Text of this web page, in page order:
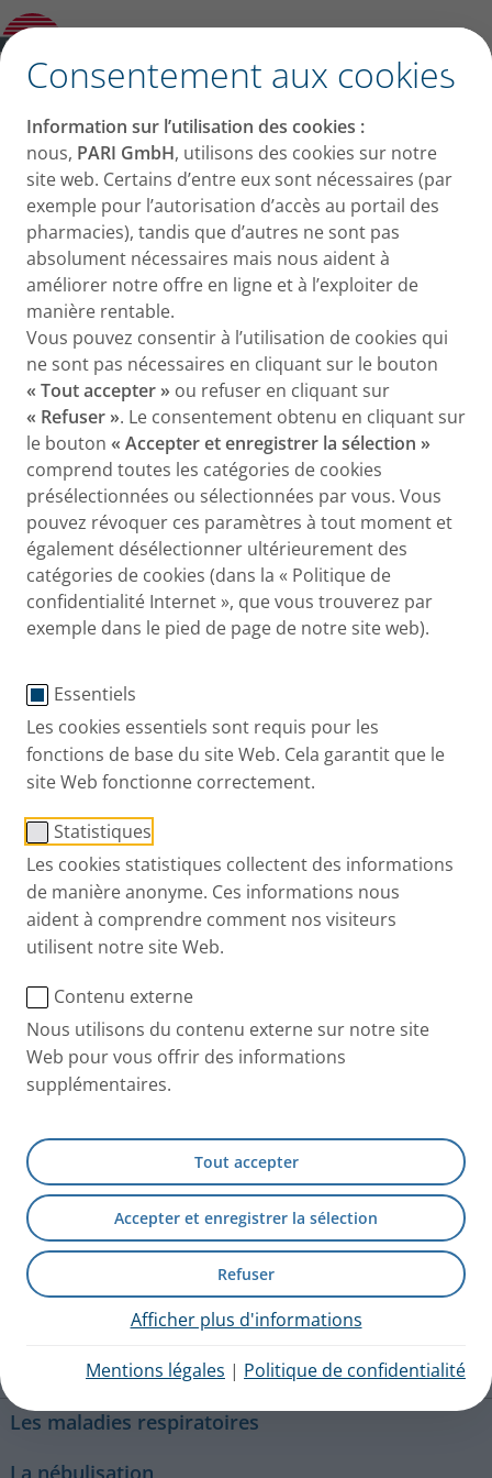
Consentement aux cookies
Information sur l’utilisation des cookies :
nous, PARI GmbH, utilisons des cookies sur notre
site web. Certains d’entre eux sont nécessaires (par
exemple pour l’autorisation d’accès au portail des
pharmacies), tandis que d’autres ne sont pas
absolument nécessaires mais nous aident à
améliorer notre offre en ligne et à l’exploiter de
manière rentable.
Vous pouvez consentir à l’utilisation de cookies qui
ne sont pas nécessaires en cliquant sur le bouton
« Tout accepter » ou refuser en cliquant sur
« Refuser ». Le consentement obtenu en cliquant sur
le bouton « Accepter et enregistrer la sélection »
comprend toutes les catégories de cookies
présélectionnées ou sélectionnées par vous. Vous
pouvez révoquer ces paramètres à tout moment et
également désélectionner ultérieurement des
catégories de cookies (dans la « Politique de
confidentialité Internet », que vous trouverez par
exemple dans le pied de page de notre site web).
Essentiels
Les cookies essentiels sont requis pour les
fonctions de base du site Web. Cela garantit que le
site Web fonctionne correctement.
Statistiques
Les cookies statistiques collectent des informations
de manière anonyme. Ces informations nous
aident à comprendre comment nos visiteurs
utilisent notre site Web.
Contenu externe
Nous utilisons du contenu externe sur notre site
Web pour vous offrir des informations
supplémentaires.
Tout accepter
Accepter et enregistrer la sélection
Refuser
Afficher plus d'informations
Mentions légales | Politique de confidentialité
Aperçu: Masques adultes
Masques adultes
Découvrez les masques PARI destinés aux adultes.
Masque PARI adultes
Référence: 41G0740
PARI SMARTMASK Adulte
Référence: 41G0730
Accueil Nos produits Accessoires pour
01 56 83 85 00
Contactez-nous
Les maladies respiratoires